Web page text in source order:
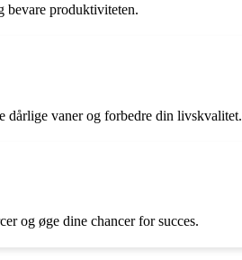
bevare produktiviteten.
dårlige vaner og forbedre din livskvalitet.
og øge dine chancer for succes.